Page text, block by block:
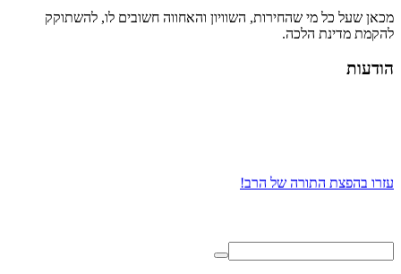
מכאן שעל כל מי שהחירות, השוויון והאחווה חשובים לו, להשתוקק
להקמת מדינת הלכה.
הודעות
עזרו בהפצת התורה של הרב!